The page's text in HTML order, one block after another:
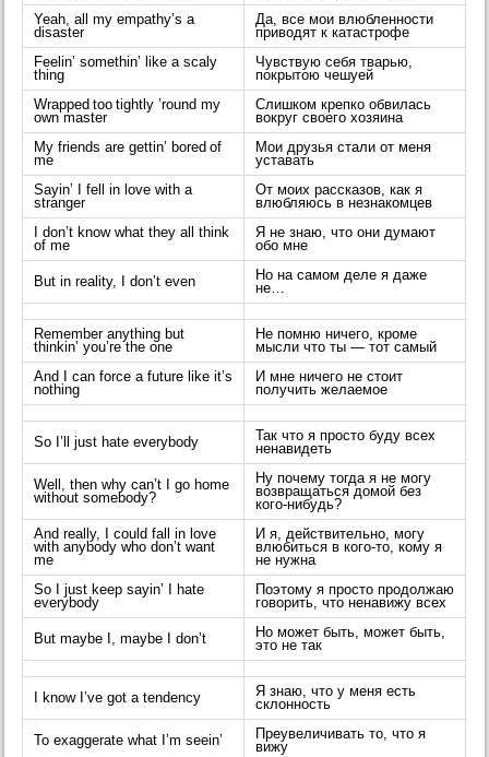
Yeah, all my empathy’s a
disaster
Да, все мои влюбленности
приводят к катастрофе
Feelin’ somethin’ like a scaly
thing
Чувствую себя тварью,
покрытою чешуей
Wrapped too tightly ’round my
own master
Слишком крепко обвилась
вокруг своего хозяина
My friends are gettin’ bored of
me
Мои друзья стали от меня
уставать
Sayin’ I fell in love with a
stranger
От моих рассказов, как я
влюбляюсь в незнакомцев
I don’t know what they all think
of me
Я не знаю, что они думают
обо мне
But in reality, I don’t even
Но на самом деле я даже
не…
Remember anything but
thinkin’ you’re the one
Не помню ничего, кроме
мысли что ты — тот самый
And I can force a future like it’s
nothing
И мне ничего не стоит
получить желаемое
So I’ll just hate everybody
Так что я просто буду всех
ненавидеть
Well, then why can’t I go home
without somebody?
Ну почему тогда я не могу
возвращаться домой без
кого-нибудь?
And really, I could fall in love
with anybody who don’t want
me
И я, действительно, могу
влюбиться в кого-то, кому я
не нужна
So I just keep sayin’ I hate
everybody
Поэтому я просто продолжаю
говорить, что ненавижу всех
But maybe I, maybe I don’t
Но может быть, может быть,
это не так
I know I’ve got a tendency
Я знаю, что у меня есть
склонность
To exaggerate what I’m seein’
Преувеличивать то, что я
вижу